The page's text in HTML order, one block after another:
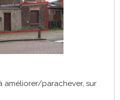
améliorer/parachever, sur